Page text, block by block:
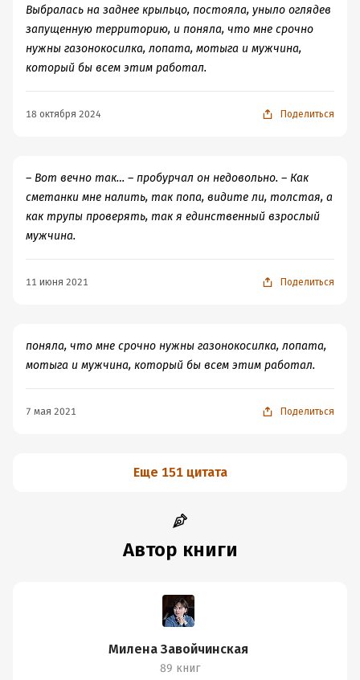
смеялась как мерзкая гиена,
но при этом не
испытывала дискомфорта, что мне чего-то не хватает.
Поэтому если кто-то выбирает книгу по данному
критерию - это не вариант.
После прочтения осталось приятное послевкусие и
В общем пошла я
(*обтряхивается от обойного клея и
цемента*) ...это... книгу следующую брать на чтение.
Интересно же, чем там дело кончится)
поможет ей уже в отношениях с хранителем источника.
стереотипы и аристократические замашки для таких
На мой взгляд, книга стоит того чтоб ее читать, так что
Выбралась на заднее крыльцо, постояла, уныло оглядев
запущенную территорию, и поняла, что мне срочно
нужны газонокосилка, лопата, мотыга и мужчина,
который бы всем этим работал.
18 октября 2024 Поделиться
– Вот вечно так… – пробурчал он недовольно. – Как
сметанки мне налить, так попа, видите ли, толстая, а
как трупы проверять, так я единственный взрослый
мужчина.
11 июня 2021 Поделиться
поняла, что мне срочно нужны газонокосилка, лопата,
мотыга и мужчина, который бы всем этим работал.
7 мая 2021 Поделиться
Еще 151 цитата
Автор книги
Милена Завойчинская
89 книг